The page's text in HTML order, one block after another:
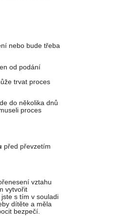
nebo bude třeba
od podání
trvat proces
do několika dnů
proces
před převzetím
vztahu
vytvořit
s tím v souladi
dítěte a měla
bezpečí.